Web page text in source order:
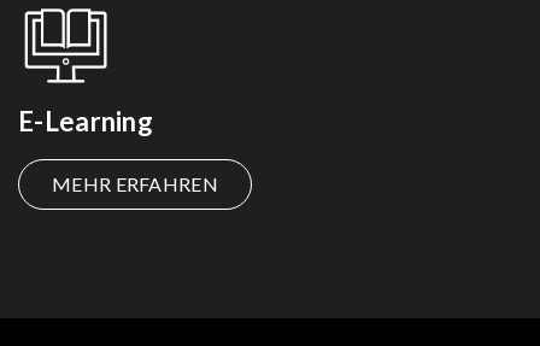
E-Learning
MEHR ERFAHREN